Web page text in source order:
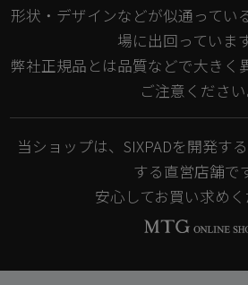
形状・デザインなどが似通ってい
場に出回っていま
弊社正規品とは品質などで大きく
ご注意ください
当ショップは、SIXPADを開発す
する直営店舗で
安心してお買い求めく